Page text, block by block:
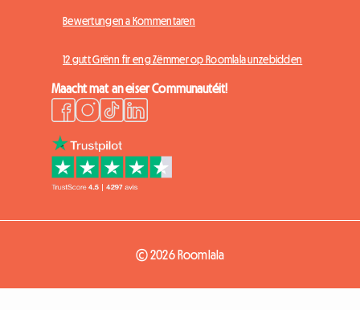
Bewertungen a Kommentaren
12 gutt Grënn fir eng Zëmmer op Roomlala unzebidden
Maacht mat an eiser Communautéit!
© 2026 Roomlala